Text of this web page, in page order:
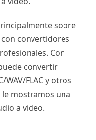
sobre
convertidores
Con
convertir
WAV/FLAC y otros
mostramos una
a video.